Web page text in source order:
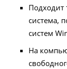
Подходит
система,
систем
На